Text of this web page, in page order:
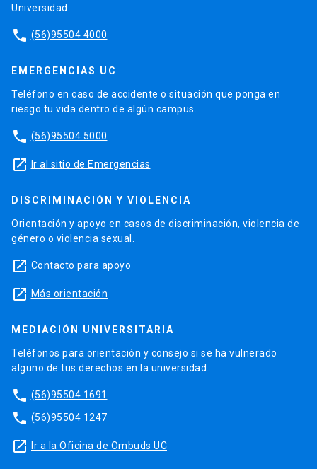
Universidad.
phone (56)95504 4000
EMERGENCIAS UC
Teléfono en caso de accidente o situación que ponga en
riesgo tu vida dentro de algún campus.
phone (56)95504 5000
launch Ir al sitio de Emergencias
DISCRIMINACIÓN Y VIOLENCIA
Orientación y apoyo en casos de discriminación, violencia de
género o violencia sexual.
launch Contacto para apoyo
launch Más orientación
MEDIACIÓN UNIVERSITARIA
Teléfonos para orientación y consejo si se ha vulnerado
alguno de tus derechos en la universidad.
phone (56)95504 1691
phone (56)95504 1247
launch Ir a la Oficina de Ombuds UC